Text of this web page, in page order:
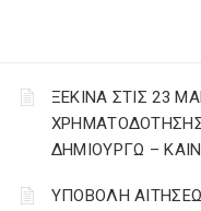
ΞΕΚΙΝΑ ΣΤΙΣ 23
ΔΗΜΙΟΥΡΓΩ –
ΥΠΟΒΟΛΗ